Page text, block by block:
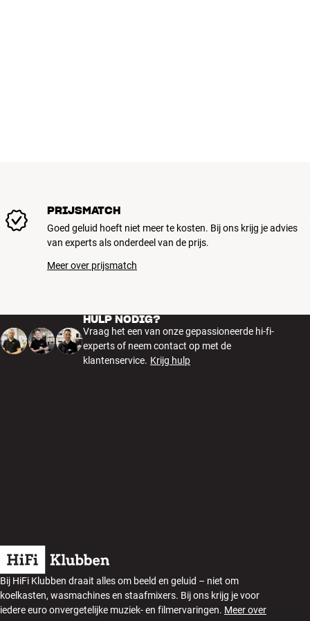
PRIJSMATCH
Goed geluid hoeft niet meer te kosten. Bij ons krijg je advies
van experts als onderdeel van de prijs.
Meer over prijsmatch
HULP NODIG?
Vraag het een van onze gepassioneerde hi-fi-
experts of neem contact op met de
klantenservice. Krijg hulp
Bij HiFi Klubben draait alles om beeld en geluid – niet om
koelkasten, wasmachines en staafmixers. Bij ons krijg je voor
iedere euro onvergetelijke muziek- en filmervaringen. Meer over